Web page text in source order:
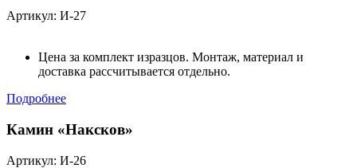
Артикул: И-27
Цена за комплект изразцов. Монтаж, материал и
доставка рассчитывается отдельно.
Подробнее
Камин «Наксков»
Артикул: И-26